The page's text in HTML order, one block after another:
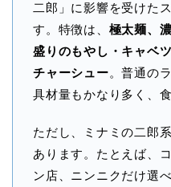
二郎」に影響を受けた
す。特徴は、 極太麺、
盛りのもやし・キャベ
チャーシュー。普通の
具材量もかなり多く、
ただし、ミナミの二郎
あります。たとえば、
ン店、ニンニクだけ選